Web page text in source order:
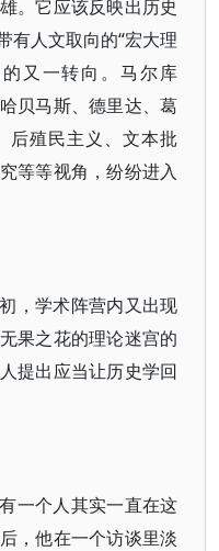
。它应该反映出历史
有人文取向的“宏大理
又一转向。马尔库
贝马斯、德里达、葛
后殖民主义、文本批
等等视角，纷纷进入
，学术阵营内又出现
果之花的理论迷宫的
提出应当让历史学回
一个人其实一直在这
，他在一个访谈里淡